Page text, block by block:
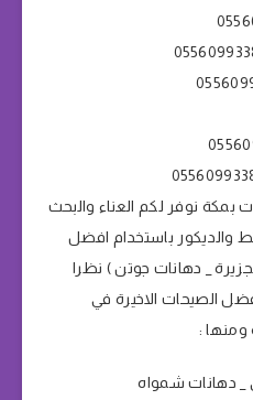
نوفر لكم العناء والبحث
والديكور باستخدام افضل
_ دهانات جوتن ) نظرا
الصيحات الاخيرة في
ومنها :
_ دهانات شمواه